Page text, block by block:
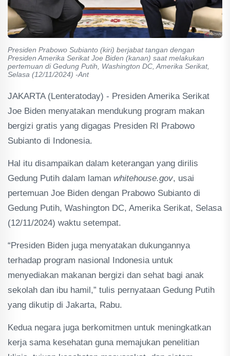
Presiden Prabowo Subianto (kiri) berjabat tangan dengan
Presiden Amerika Serikat Joe Biden (kanan) saat melakukan
pertemuan di Gedung Putih, Washington DC, Amerika Serikat,
Selasa (12/11/2024) -Ant
JAKARTA (Lenteratoday) - Presiden Amerika Serikat
Joe Biden menyatakan mendukung program makan
bergizi gratis yang digagas Presiden RI Prabowo
Subianto di Indonesia.
Hal itu disampaikan dalam keterangan yang dirilis
Gedung Putih dalam laman whitehouse.gov, usai
pertemuan Joe Biden dengan Prabowo Subianto di
Gedung Putih, Washington DC, Amerika Serikat, Selasa
(12/11/2024) waktu setempat.
“Presiden Biden juga menyatakan dukungannya
terhadap program nasional Indonesia untuk
menyediakan makanan bergizi dan sehat bagi anak
sekolah dan ibu hamil,” tulis pernyataan Gedung Putih
yang dikutip di Jakarta, Rabu.
Kedua negara juga berkomitmen untuk meningkatkan
kerja sama kesehatan guna memajukan penelitian